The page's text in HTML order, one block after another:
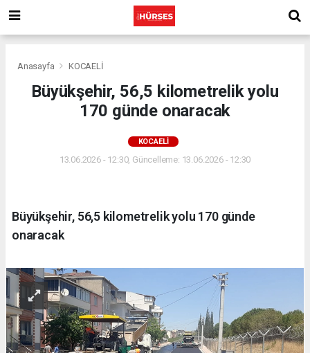
Anasayfa KOCAELİ
Büyükşehir, 56,5 kilometrelik yolu
170 günde onaracak
KOCAELİ
13.06.2026 - 12:30, Güncelleme: 13.06.2026 - 12:30
Büyükşehir, 56,5 kilometrelik yolu 170 günde
onaracak